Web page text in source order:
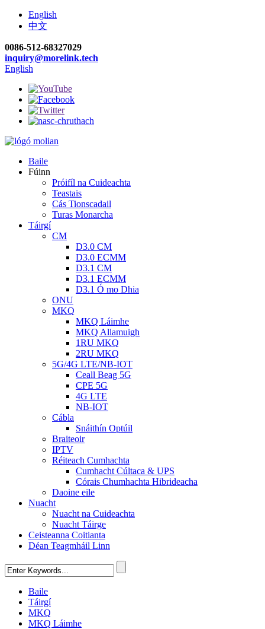
English
中文
0086-512-68327029
inquiry@morelink.tech
English
Baile
Fúinn
Próifíl na Cuideachta
Teastais
Cás Tionscadail
Turas Monarcha
Táirgí
CM
D3.0 CM
D3.0 ECMM
D3.1 CM
D3.1 ECMM
D3.1 Ó mo Dhia
ONU
MKQ
MKQ Láimhe
MKQ Allamuigh
1RU MKQ
2RU MKQ
5G/4G LTE/NB-IOT
Ceall Beag 5G
CPE 5G
4G LTE
NB-IOT
Cábla
Snáithín Optúil
Braiteoir
IPTV
Réiteach Cumhachta
Cumhacht Cúltaca & UPS
Córais Chumhachta Hibrideacha
Daoine eile
Nuacht
Nuacht na Cuideachta
Nuacht Táirge
Ceisteanna Coitianta
Déan Teagmháil Linn
Baile
Táirgí
MKQ
MKQ Láimhe